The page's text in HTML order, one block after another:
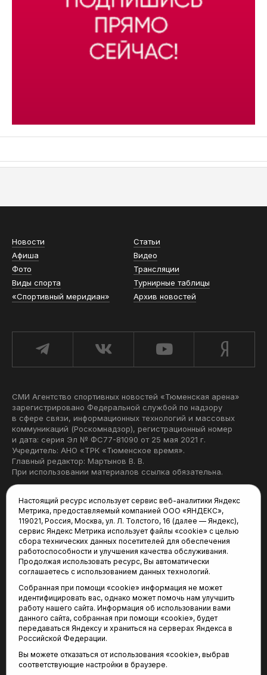
Новости
Статьи
Афиша
Видео
Фото
Трансляции
Виды спорта
Турнирные таблицы
«Спортивный меридиан»
Архив новостей
СМИ Агентство спортивных новостей «Тюменская арена»
зарегистрировано Федеральной службой по надзору
в сфере связи, информационных технологий и массовых
коммуникаций (Роскомнадзор), регистрационный номер
и дата: серия Эл № ФС77-81090 от 25 мая 2021 г.
Учредитель: АНО «ТРК «Тюменское время».
Главный редактор: Мартынов В. В.
При использовании материалов ссылка обязательна.
Редакция:
625035, Тюмень, пр. Геологоразведчиков, 28А
(3452) 68-22-28
tum-arena@mail.ru
Отдел продаж:
(3452) 68-89-78
kotovaev@sibinformburo.ru
Настоящий ресурс использует сервис веб-аналитики Яндекс
Метрика, предоставляемый компанией ООО «ЯНДЕКС»,
119021, Россия, Москва, ул. Л. Толстого, 16 (далее — Яндекс),
сервис Яндекс Метрика использует файлы «cookie» с целью
сбора технических данных посетителей для обеспечения
работоспособности и улучшения качества обслуживания.
Продолжая использовать ресурс, Вы автоматически
соглашаетесь с использованием данных технологий.
Собранная при помощи «cookie» информация не может
идентифицировать вас, однако может помочь нам улучшить
работу нашего сайта. Информация об использовании вами
данного сайта, собранная при помощи «cookie», будет
передаваться Яндексу и храниться на серверах Яндекса в
Российской Федерации.
Вы можете отказаться от использования «cookie», выбрав
соответствующие настройки в браузере.